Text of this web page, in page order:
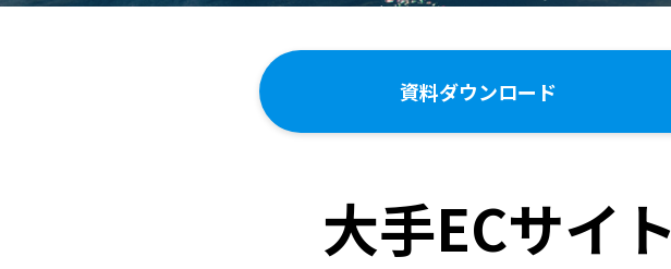
資料ダウンロード
大手ECサイト